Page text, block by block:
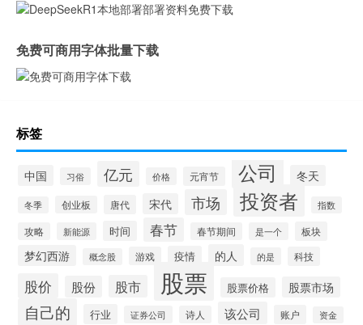
免费可商用字体批量下载
标签
中国 习俗 亿元 价格 元宵节 公司 冬天
冬季 创业板 唐代 宋代 市场 投资者 指数
攻略 新能源 时间 春节 春节期间 是一个 板块
梦幻西游 概念股 游戏 疫情 的人 的是 科技
股价 股份 股市 股票 股票价格 股票市场
自己的 行业 证券公司 诗人 该公司 账户 资金